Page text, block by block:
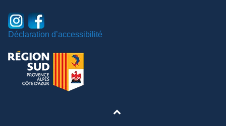
Déclaration d’accessibilité